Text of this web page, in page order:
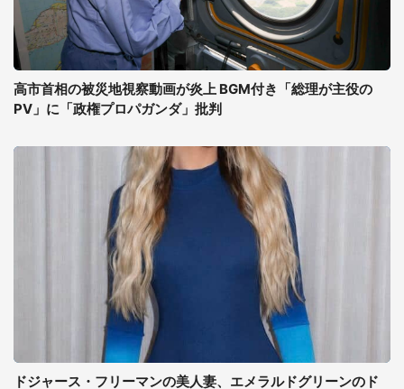
高市首相の被災地視察動画が炎上 BGM付き「総理が主役の
PV」に「政権プロパガンダ」批判
ドジャース・フリーマンの美人妻、エメラルドグリーンのド